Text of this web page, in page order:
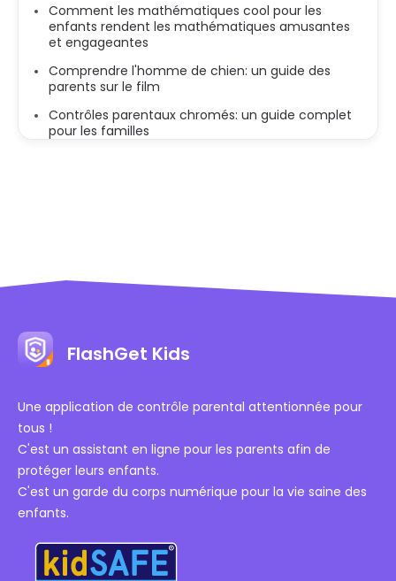
Comment les mathématiques cool pour les
enfants rendent les mathématiques amusantes
et engageantes
Comprendre l'homme de chien: un guide des
parents sur le film
Contrôles parentaux chromés: un guide complet
pour les familles
FlashGet Kids
Une application de contrôle parental attentionnée pour
tous !
C'est un assistant en ligne pour les parents afin de
protéger leurs enfants.
C'est un garde du corps numérique pour la vie saine des
enfants.